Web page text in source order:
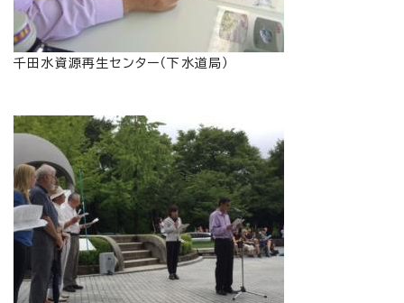
千田水資源再生センター（下水道局）